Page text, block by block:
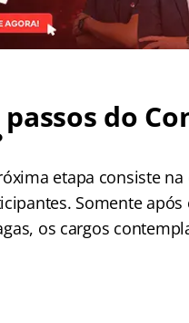
do
etapa consiste
Somente após
os cargos